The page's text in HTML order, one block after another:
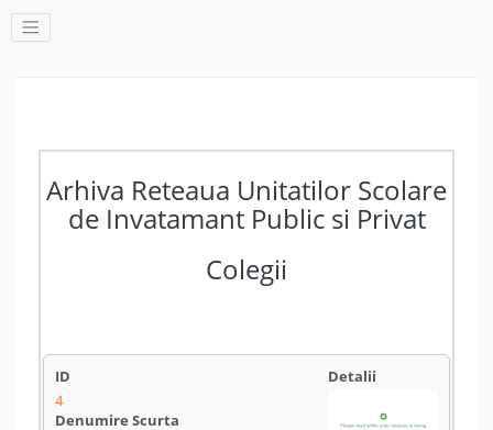
Arhiva Reteaua Unitatilor Scolare
de Invatamant Public si Privat
Colegii
4